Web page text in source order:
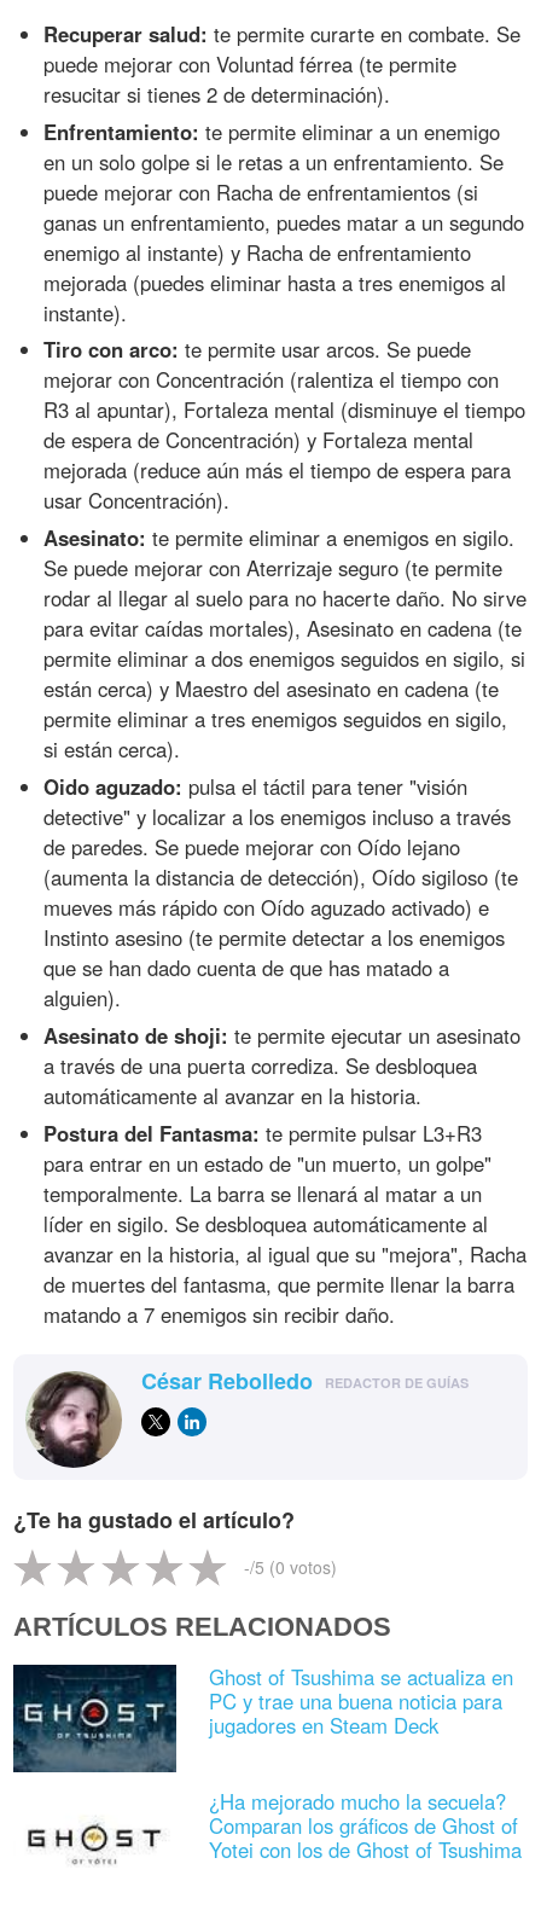
Recuperar salud: te permite curarte en combate. Se
puede mejorar con Voluntad férrea (te permite
resucitar si tienes 2 de determinación).
Enfrentamiento: te permite eliminar a un enemigo
en un solo golpe si le retas a un enfrentamiento. Se
puede mejorar con Racha de enfrentamientos (si
ganas un enfrentamiento, puedes matar a un segundo
enemigo al instante) y Racha de enfrentamiento
mejorada (puedes eliminar hasta a tres enemigos al
instante).
Tiro con arco: te permite usar arcos. Se puede
mejorar con Concentración (ralentiza el tiempo con
R3 al apuntar), Fortaleza mental (disminuye el tiempo
de espera de Concentración) y Fortaleza mental
mejorada (reduce aún más el tiempo de espera para
usar Concentración).
Asesinato: te permite eliminar a enemigos en sigilo.
Se puede mejorar con Aterrizaje seguro (te permite
rodar al llegar al suelo para no hacerte daño. No sirve
para evitar caídas mortales), Asesinato en cadena (te
permite eliminar a dos enemigos seguidos en sigilo, si
están cerca) y Maestro del asesinato en cadena (te
permite eliminar a tres enemigos seguidos en sigilo,
si están cerca).
Oido aguzado: pulsa el táctil para tener "visión
detective" y localizar a los enemigos incluso a través
de paredes. Se puede mejorar con Oído lejano
(aumenta la distancia de detección), Oído sigiloso (te
mueves más rápido con Oído aguzado activado) e
Instinto asesino (te permite detectar a los enemigos
que se han dado cuenta de que has matado a
alguien).
Asesinato de shoji: te permite ejecutar un asesinato
a través de una puerta corrediza. Se desbloquea
automáticamente al avanzar en la historia.
Postura del Fantasma: te permite pulsar L3+R3
para entrar en un estado de "un muerto, un golpe"
temporalmente. La barra se llenará al matar a un
líder en sigilo. Se desbloquea automáticamente al
avanzar en la historia, al igual que su "mejora", Racha
de muertes del fantasma, que permite llenar la barra
matando a 7 enemigos sin recibir daño.
César Rebolledo REDACTOR DE GUÍAS
¿Te ha gustado el artículo?
-/5 (0 votos)
ARTÍCULOS RELACIONADOS
Ghost of Tsushima se actualiza en
PC y trae una buena noticia para
jugadores en Steam Deck
¿Ha mejorado mucho la secuela?
Comparan los gráficos de Ghost of
Yotei con los de Ghost of Tsushima